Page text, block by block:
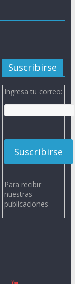
Suscribirse
Ingresa tu correo:
Para recibir
nuestras
publicaciones